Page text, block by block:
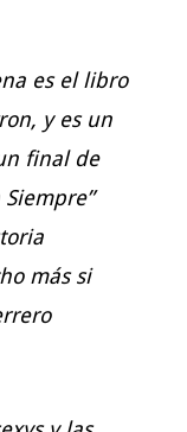
es el libro
y es un
final de
más si